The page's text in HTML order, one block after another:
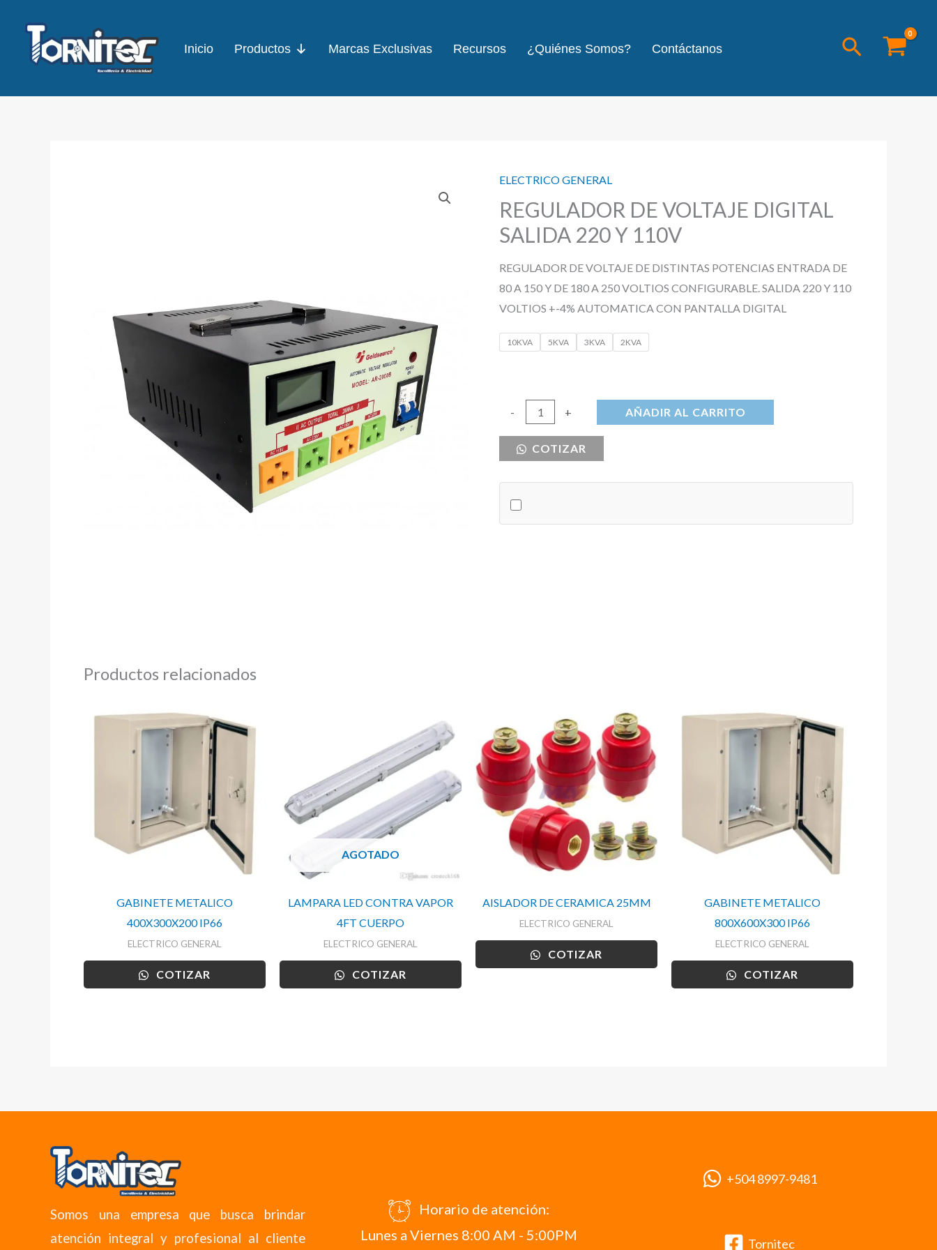
contenido
Inicio Productos Marcas Exclusivas Recursos ¿Quiénes Somos? Contáctanos Buscar
ELECTRICO GENERAL
REGULADOR DE VOLTAJE DIGITAL
SALIDA 220 Y 110V
REGULADOR DE VOLTAJE DE DISTINTAS POTENCIAS ENTRADA DE
80 A 150 Y DE 180 A 250 VOLTIOS CONFIGURABLE. SALIDA 220 Y 110
VOLTIOS +-4% AUTOMATICA CON PANTALLA DIGITAL
10KVA 5KVA 3KVA 2KVA
-
REGULADOR
VOLTAJE
220
+ AÑADIR AL CARRITO
COTIZAR
Productos relacionados
GABINETE METALICO
400X300X200 IP66
ELECTRICO GENERAL
COTIZAR
AGOTADO
LAMPARA LED CONTRA VAPOR
4FT CUERPO
ELECTRICO GENERAL
COTIZAR
AISLADOR DE CERAMICA 25MM
ELECTRICO GENERAL
COTIZAR
GABINETE METALICO
800X600X300 IP66
ELECTRICO GENERAL
COTIZAR
Somos una empresa que busca brindar
atención integral y profesional al cliente
Horario de atención:
Lunes a Viernes 8:00 AM - 5:00PM
+504 8997-9481
Tornitec